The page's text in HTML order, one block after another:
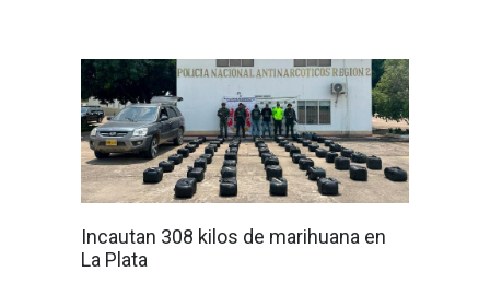
Incautan 308 kilos de marihuana en
La Plata